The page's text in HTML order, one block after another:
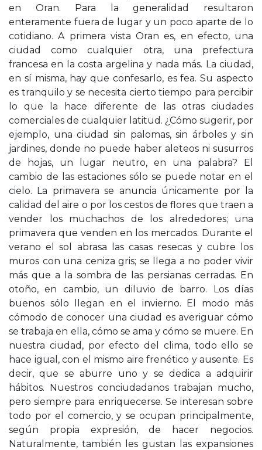
en Oran. Para la generalidad resultaron
enteramente fuera de lugar y un poco aparte de lo
cotidiano. A primera vista Oran es, en efecto, una
ciudad como cualquier otra, una prefectura
francesa en la costa argelina y nada más. La ciudad,
en sí misma, hay que confesarlo, es fea. Su aspecto
es tranquilo y se necesita cierto tiempo para percibir
lo que la hace diferente de las otras ciudades
comerciales de cualquier latitud. ¿Cómo sugerir, por
ejemplo, una ciudad sin palomas, sin árboles y sin
jardines, donde no puede haber aleteos ni susurros
de hojas, un lugar neutro, en una palabra? El
cambio de las estaciones sólo se puede notar en el
cielo. La primavera se anuncia únicamente por la
calidad del aire o por los cestos de flores que traen a
vender los muchachos de los alrededores; una
primavera que venden en los mercados. Durante el
verano el sol abrasa las casas resecas y cubre los
muros con una ceniza gris; se llega a no poder vivir
más que a la sombra de las persianas cerradas. En
otoño, en cambio, un diluvio de barro. Los días
buenos sólo llegan en el invierno. El modo más
cómodo de conocer una ciudad es averiguar cómo
se trabaja en ella, cómo se ama y cómo se muere. En
nuestra ciudad, por efecto del clima, todo ello se
hace igual, con el mismo aire frenético y ausente. Es
decir, que se aburre uno y se dedica a adquirir
hábitos. Nuestros conciudadanos trabajan mucho,
pero siempre para enriquecerse. Se interesan sobre
todo por el comercio, y se ocupan principalmente,
según propia expresión, de hacer negocios.
Naturalmente, también les gustan las expansiones